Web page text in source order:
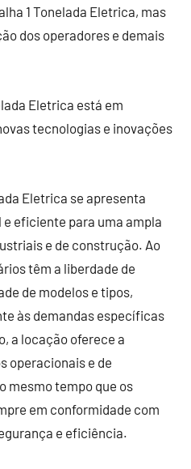
1 Tonelada Eletrica, mas
dos operadores e demais
Eletrica está em
tecnologias e inovações
Eletrica se apresenta
eficiente para uma ampla
e de construção. Ao
têm a liberdade de
de modelos e tipos,
às demandas específicas
a locação oferece a
operacionais e de
mesmo tempo que os
em conformidade com
e eficiência.